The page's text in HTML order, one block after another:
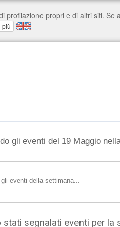
gli eventi del 19 Maggio
stati segnalati eventi per la